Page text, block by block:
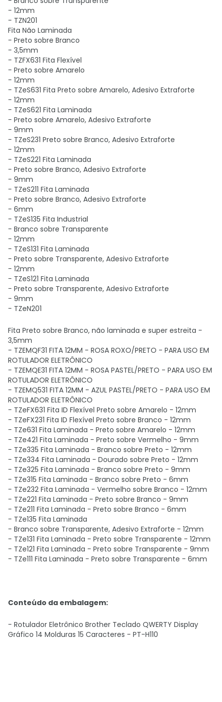
- 12mm
- TZN201
Fita Não Laminada
- Preto sobre Branco
- 3,5mm
- TZFX631 Fita Flexível
- Preto sobre Amarelo
- 12mm
- TZeS631 Fita Preto sobre Amarelo, Adesivo Extraforte
- 12mm
- TZeS621 Fita Laminada
- Preto sobre Amarelo, Adesivo Extraforte
- 9mm
- TZeS231 Preto sobre Branco, Adesivo Extraforte
- 12mm
- TZeS221 Fita Laminada
- Preto sobre Branco, Adesivo Extraforte
- 9mm
- TZeS211 Fita Laminada
- Preto sobre Branco, Adesivo Extraforte
- 6mm
- TZeS135 Fita Industrial
- Branco sobre Transparente
- 12mm
- TZeS131 Fita Laminada
- Preto sobre Transparente, Adesivo Extraforte
- 12mm
- TZeS121 Fita Laminada
- Preto sobre Transparente, Adesivo Extraforte
- 9mm
- TZeN201
Fita Preto sobre Branco, não laminada e super estreita -
3,5mm
- TZEMQF31 FITA 12MM - ROSA ROXO/PRETO - PARA USO EM
ROTULADOR ELETRÔNICO
- TZEMQE31 FITA 12MM - ROSA PASTEL/PRETO - PARA USO EM
ROTULADOR ELETRÔNICO
- TZEMQ531 FITA 12MM - AZUL PASTEL/PRETO - PARA USO EM
ROTULADOR ELETRÔNICO
- TZeFX631 Fita ID Flexível Preto sobre Amarelo - 12mm
- TZeFX231 Fita ID Flexível Preto sobre Branco - 12mm
- TZe631 Fita Laminada - Preto sobre Amarelo - 12mm
- TZe421 Fita Laminada - Preto sobre Vermelho - 9mm
- TZe335 Fita Laminada - Branco sobre Preto - 12mm
- TZe334 Fita Laminada - Dourado sobre Preto - 12mm
- TZe325 Fita Laminada - Branco sobre Preto - 9mm
- TZe315 Fita Laminada - Branco sobre Preto - 6mm
- TZe232 Fita Laminada - Vermelho sobre Branco - 12mm
- TZe221 Fita Laminada - Preto sobre Branco - 9mm
- TZe211 Fita Laminada - Preto sobre Branco - 6mm
- TZe135 Fita Laminada
- Branco sobre Transparente, Adesivo Extraforte - 12mm
- TZe131 Fita Laminada - Preto sobre Transparente - 12mm
- TZe121 Fita Laminada - Preto sobre Transparente - 9mm
- TZe111 Fita Laminada - Preto sobre Transparente - 6mm
Conteúdo da embalagem:
- Rotulador Eletrônico Brother Teclado QWERTY Display
Gráfico 14 Molduras 15 Caracteres - PT-H110